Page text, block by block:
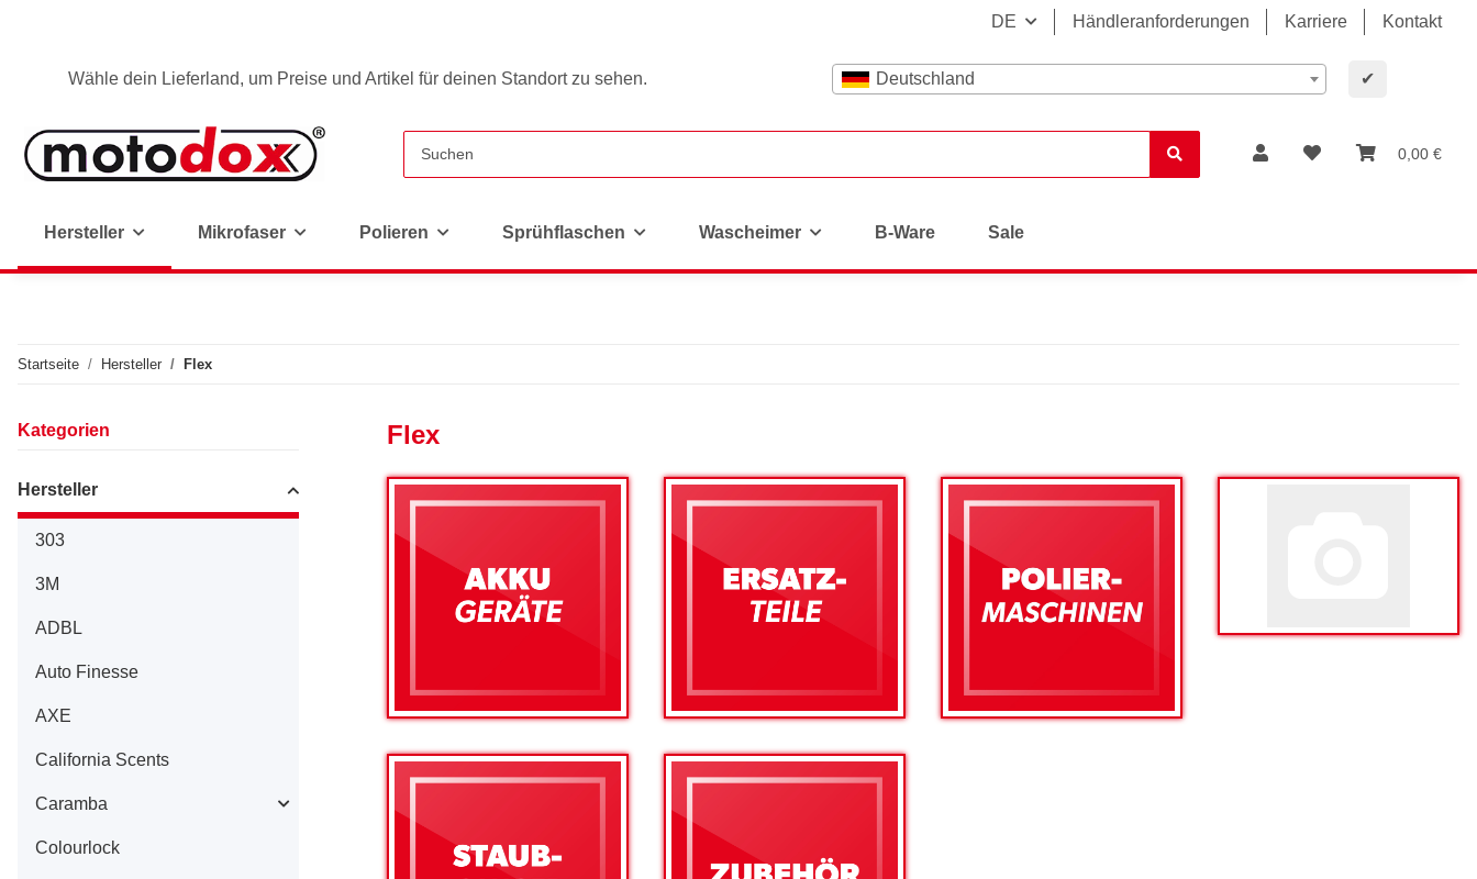
DE Händleranforderungen Karriere Kontakt
Wähle dein Lieferland, um Preise und Artikel für deinen Standort zu sehen. Deutschland ✔
0,00 €
Hersteller Mikrofaser Polieren Sprühflaschen Wascheimer B-Ware Sale
Startseite Hersteller Flex
Flex
Kategorien
Hersteller
303
3M
ADBL
Auto Finesse
AXE
California Scents
Caramba
Colourlock